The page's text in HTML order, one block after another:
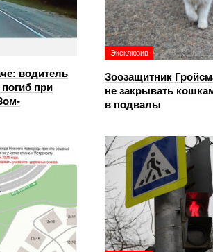
Эксклюзив
Зоозащитник
не закрывать
в подвалы
водитель
при